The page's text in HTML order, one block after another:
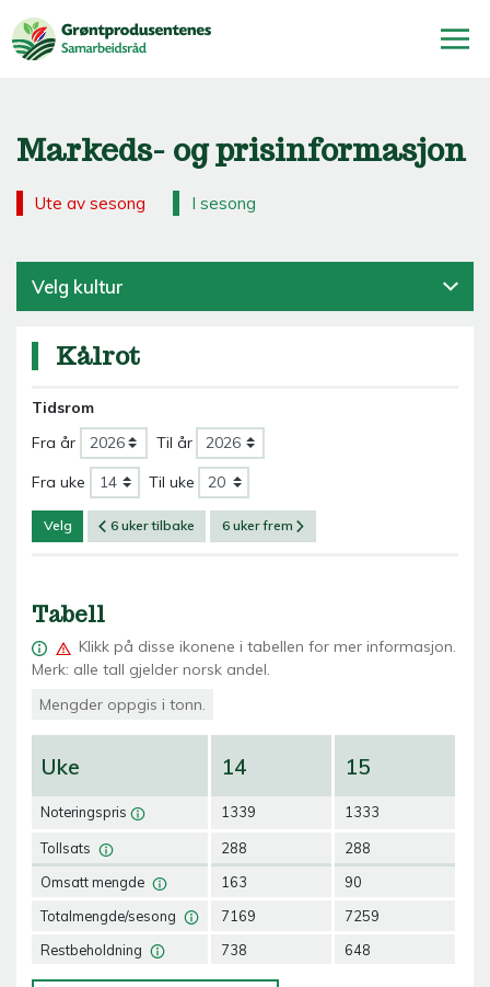
Markeds- og prisinformasjon
Ute av sesong I sesong
Velg kultur
Kålrot
Tidsrom
Fra år
Til år
Fra uke Til uke
Velg 6 uker tilbake 6 uker frem
Tabell
Klikk på disse ikonene i tabellen for mer informasjon.
Merk: alle tall gjelder norsk andel.
Mengder oppgis i tonn.
Uke
Noteringspris
Tollsats
Omsatt mengde
Totalmengde/sesong
Restbeholdning
14
1339
288
163
7169
738
15
1333
288
90
7259
648